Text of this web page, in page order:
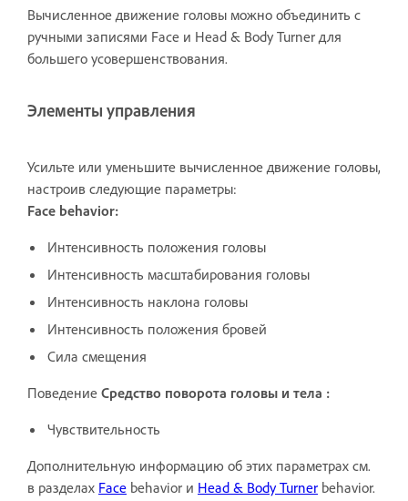
Вычисленное движение головы можно объединить с
ручными записями Face и Head & Body Turner для
большего усовершенствования.
Элементы управления
Усильте или уменьшите вычисленное движение головы,
настроив следующие параметры:
Face behavior:
Интенсивность положения головы
Интенсивность масштабирования головы
Интенсивность наклона головы
Интенсивность положения бровей
Сила смещения
Поведение Средство поворота головы и тела :
Чувствительность
Дополнительную информацию об этих параметрах см.
в разделах Face behavior и Head & Body Turner behavior.